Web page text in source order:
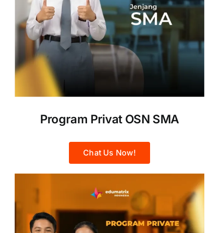
Program Privat OSN SMA
Chat Us Now!